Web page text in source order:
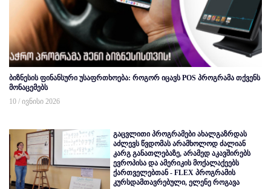
ბიზნესის ფინანსური უსაფრთხოება: როგორ იცავს POS პროგრამა თქვენს
მონაცემებს
10 / ივნისი 2026
გაცვლითი პროგრამები ახალგაზრდას
აძლევს წვდომას არამხოლოდ ძალიან
კარგ განათლებაზე, არამედ აკავშირებს
ევროპისა და ამერიკის მოქალაქეებს
ქართველებთან - FLEX პროგრამის
კურსდამთავრებული, ელენე როგავა